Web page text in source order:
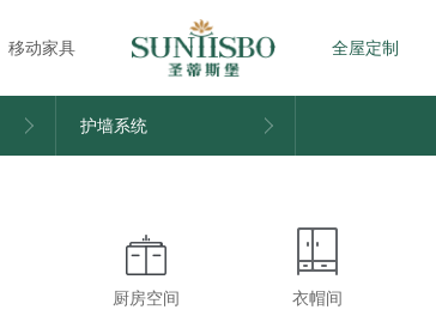
移动家具 全屋定制
护墙系统
厨房空间 衣帽间